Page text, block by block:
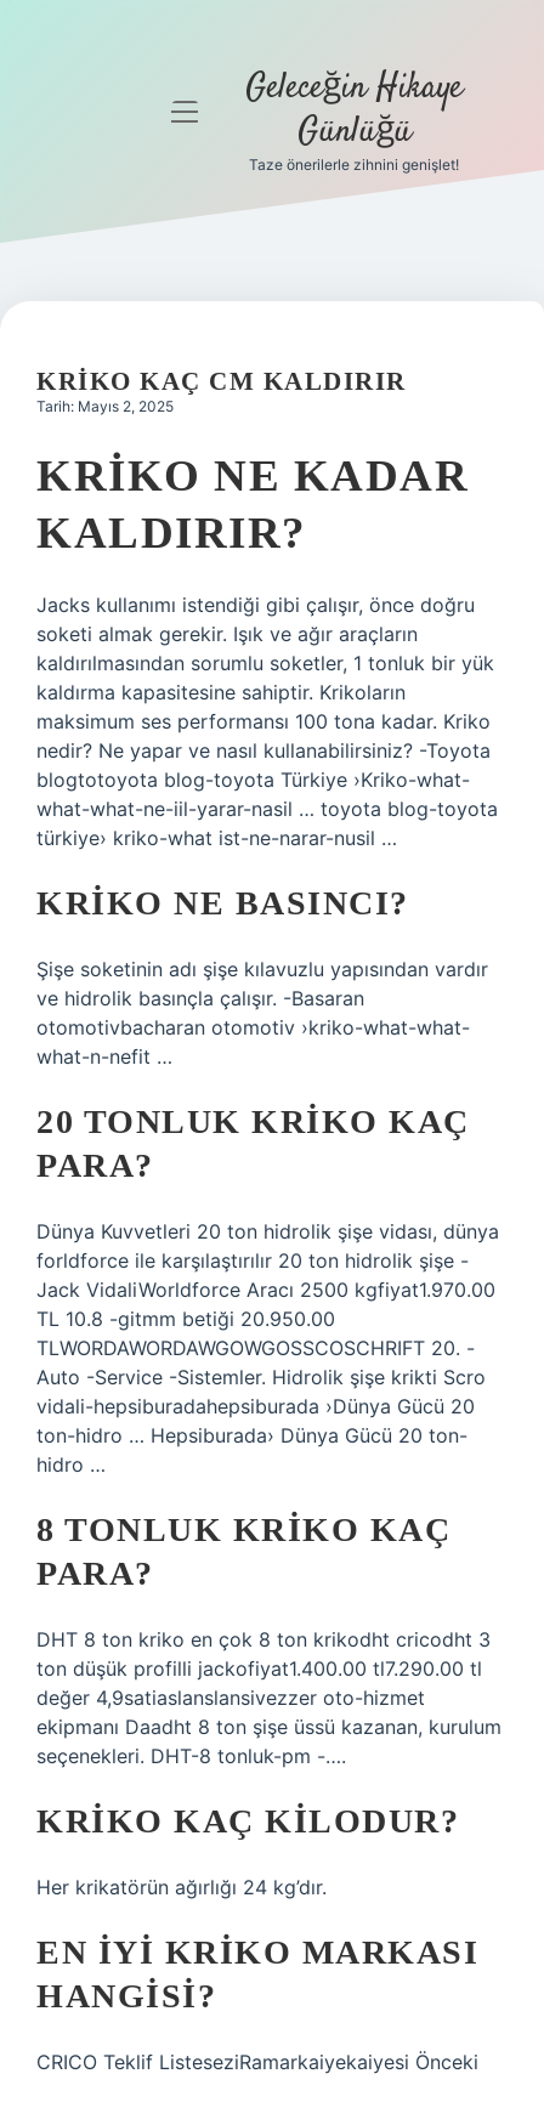
Gizlilik
Hakkımızda
menüyü Geleceğin Hikaye
Günlüğü
Taze önerilerle zihnini genişlet!
KRIKO KAÇ CM KALDIRIR
Tarih: Mayıs 2, 2025
KRIKO NE KADAR
KALDIRIR?
Jacks kullanımı istendiği gibi çalışır, önce doğru
soketi almak gerekir. Işık ve ağır araçların
kaldırılmasından sorumlu soketler, 1 tonluk bir yük
kaldırma kapasitesine sahiptir. Krikoların
maksimum ses performansı 100 tona kadar. Kriko
nedir? Ne yapar ve nasıl kullanabilirsiniz? -Toyota
blogtotoyota blog-toyota Türkiye ›Kriko-what-
what-what-ne-iil-yarar-nasil … toyota blog-toyota
türkiye› kriko-what ist-ne-narar-nusil …
KRIKO NE BASINCI?
Şişe soketinin adı şişe kılavuzlu yapısından vardır
ve hidrolik basınçla çalışır. -Basaran
otomotivbacharan otomotiv ›kriko-what-what-
what-n-nefit …
20 TONLUK KRIKO KAÇ
PARA?
Dünya Kuvvetleri 20 ton hidrolik şişe vidası, dünya
forldforce ile karşılaştırılır 20 ton hidrolik şişe -
Jack VidaliWorldforce Aracı 2500 kgfiyat1.970.00
TL 10.8 -gitmm betiği 20.950.00
TLWORDAWORDAWGOWGOSSCOSCHRIFT 20. -
Auto -Service -Sistemler. Hidrolik şişe krikti Scro
vidali-hepsiburadahepsiburada ›Dünya Gücü 20
ton-hidro … Hepsiburada› Dünya Gücü 20 ton-
hidro …
8 TONLUK KRIKO KAÇ
PARA?
DHT 8 ton kriko en çok 8 ton krikodht cricodht 3
ton düşük profilli jackofiyat1.400.00 tl7.290.00 tl
değer 4,9satiaslanslansivezzer oto-hizmet
ekipmanı Daadht 8 ton şişe üssü kazanan, kurulum
seçenekleri. DHT-8 tonluk-pm -….
KRIKO KAÇ KILODUR?
Her krikatörün ağırlığı 24 kg’dır.
EN IYI KRIKO MARKASI
HANGISI?
CRICO Teklif ListeseziRamarkaiyekaiyesi Önceki